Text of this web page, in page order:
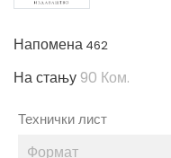
Напомена 462
На стању 90 Ком.
Технички лист
Формат